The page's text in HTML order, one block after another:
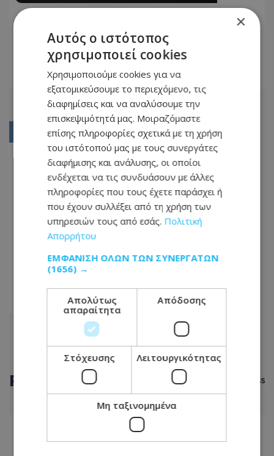
Ιράκ: Drone με εκρηκτικά
καταρρίφθηκε κοντά στην
αεροπορική βάση Αλ Χαρίρ, όπου
σταθμεύουν αμερικανικές δυνάμεις
20.07.2026 - 23:31
ΔΙΑΒΆΣΤΕ ΠΕΡΙΣΣΌΤΕΡΑ
01
02
03
04
05
75
ΡΟΗ ΕΙΔΗΣΕΩΝ
×
Αυτός ο ιστότοπος
χρησιμοποιεί cookies
Χρησιμοποιούμε cookies για να
εξατομικεύσουμε το περιεχόμενο, τις
διαφημίσεις και να αναλύσουμε την
επισκεψιμότητά μας. Μοιραζόμαστε
επίσης πληροφορίες σχετικά με τη χρήση
του ιστότοπού μας με τους συνεργάτες
διαφήμισης και ανάλυσης, οι οποίοι
ενδέχεται να τις συνδυάσουν με άλλες
πληροφορίες που τους έχετε παράσχει ή
που έχουν συλλέξει από τη χρήση των
υπηρεσιών τους από εσάς. Πολιτική
Απορρήτου
ΕΜΦΆΝΙΣΗ ΌΛΩΝ ΤΩΝ ΣΥΝΕΡΓΑΤΏΝ
(1656) →
Απολύτως
απαραίτητα
Απόδοσης
Στόχευσης Λειτουργικότητας
Μη ταξινομημένα